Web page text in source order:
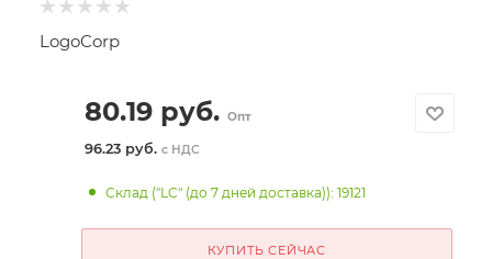
LogoCorp
80.19руб. Опт
96.23 руб. с НДС
Склад ("LC" (до 7 дней доставка)): 19121
КУПИТЬ СЕЙЧАС